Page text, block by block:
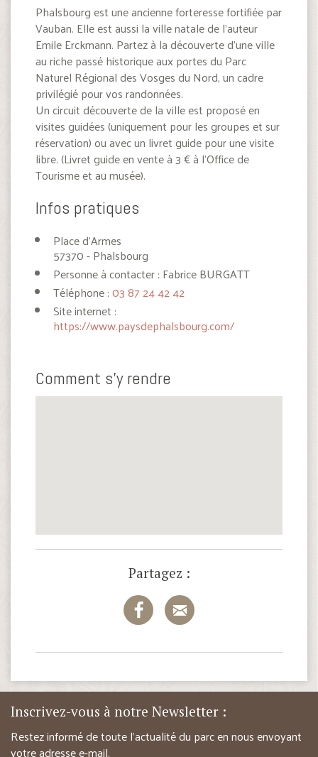
Phalsbourg est une ancienne forteresse fortifiée par
Vauban. Elle est aussi la ville natale de l’auteur
Emile Erckmann. Partez à la découverte d’une ville
au riche passé historique aux portes du Parc
Naturel Régional des Vosges du Nord, un cadre
privilégié pour vos randonnées.
Un circuit découverte de la ville est proposé en
visites guidées (uniquement pour les groupes et sur
réservation) ou avec un livret guide pour une visite
libre. (Livret guide en vente à 3 € à l’Office de
Tourisme et au musée).
Infos pratiques
Place d'Armes
57370 - Phalsbourg
Personne à contacter : Fabrice BURGATT
Téléphone :03 87 24 42 42
Site internet :
https://www.paysdephalsbourg.com/
Comment s'y rendre
Partagez :
Inscrivez-vous à notre Newsletter :
Restez informé de toute l’actualité du parc en nous envoyant
votre adresse e-mail.